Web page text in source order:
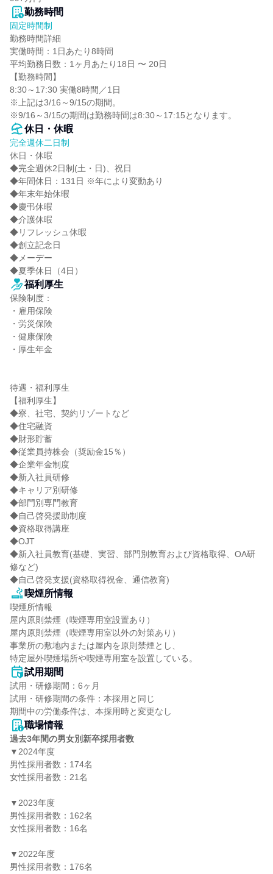
勤務時間
固定時間制
勤務時間詳細
実働時間：1日あたり8時間
平均勤務日数：1ヶ月あたり18日 〜 20日
【勤務時間】
8:30～17:30 実働8時間／1日
※上記は3/16～9/15の期間。
※9/16～3/15の期間は勤務時間は8:30～17:15となります。
休日・休暇
完全週休二日制
休日・休暇
◆完全週休2日制(土・日)、祝日
◆年間休日：131日 ※年により変動あり
◆年末年始休暇
◆慶弔休暇
◆介護休暇
◆リフレッシュ休暇
◆創立記念日
◆メーデー
◆夏季休日（4日）
福利厚生
保険制度：
・雇用保険
・労災保険
・健康保険
・厚生年金
待遇・福利厚生
【福利厚生】
◆寮、社宅、契約リゾートなど
◆住宅融資
◆財形貯蓄
◆従業員持株会（奨励金15％）
◆企業年金制度
◆新入社員研修
◆キャリア別研修
◆部門別専門教育
◆自己啓発援助制度
◆資格取得講座
◆OJT
◆新入社員教育(基礎、実習、部門別教育および資格取得、OA研
修など)
◆自己啓発支援(資格取得祝金、通信教育)
喫煙所情報
喫煙所情報
屋内原則禁煙（喫煙専用室設置あり）
屋内原則禁煙（喫煙専用室以外の対策あり）
事業所の敷地内または屋内を原則禁煙とし、
特定屋外喫煙場所や喫煙専用室を設置している。
試用期間
試用・研修期間：6ヶ月
試用・研修期間の条件：本採用と同じ
職場情報
過去3年間の男女別新卒採用者数
▼2024年度
男性採用者数：174名
女性採用者数：21名
▼2023年度
男性採用者数：162名
女性採用者数：16名
▼2022年度
男性採用者数：176名